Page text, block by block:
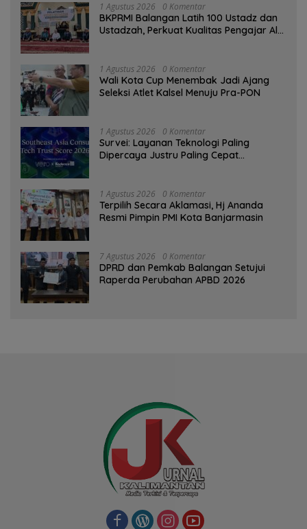
1 Agustus 2026 0 Komentar
BKPRMI Balangan Latih 100 Ustadz dan
Ustadzah, Perkuat Kualitas Pengajar Al-
1 Agustus 2026 0 Komentar
Wali Kota Cup Menembak Jadi Ajang
Seleksi Atlet Kalsel Menuju Pra-PON
1 Agustus 2026 0 Komentar
Survei: Layanan Teknologi Paling
Dipercaya Justru Paling Cepat
1 Agustus 2026 0 Komentar
‎Terpilih Secara Aklamasi, Hj Ananda
Resmi Pimpin PMI Kota Banjarmasin
7 Agustus 2026 0 Komentar
DPRD dan Pemkab Balangan Setujui
Raperda Perubahan APBD 2026